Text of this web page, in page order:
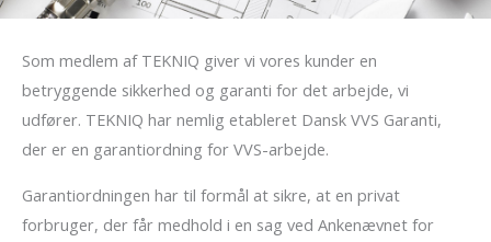
Som medlem af TEKNIQ giver vi vores kunder en
betryggende sikkerhed og garanti for det arbejde, vi
udfører. TEKNIQ har nemlig etableret Dansk VVS Garanti,
der er en garantiordning for VVS-arbejde.
Garantiordningen har til formål at sikre, at en privat
forbruger, der får medhold i en sag ved Ankenævnet for